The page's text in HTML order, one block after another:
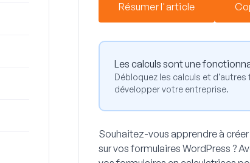
Résumer l'article
Les calculs sont une
Débloquez les calculs et
développer votre entreprise.
Souhaitez-vous apprendre à
sur vos formulaires WordPress ?